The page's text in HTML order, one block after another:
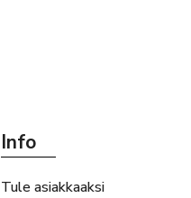
Info
Tule asiakkaaksi